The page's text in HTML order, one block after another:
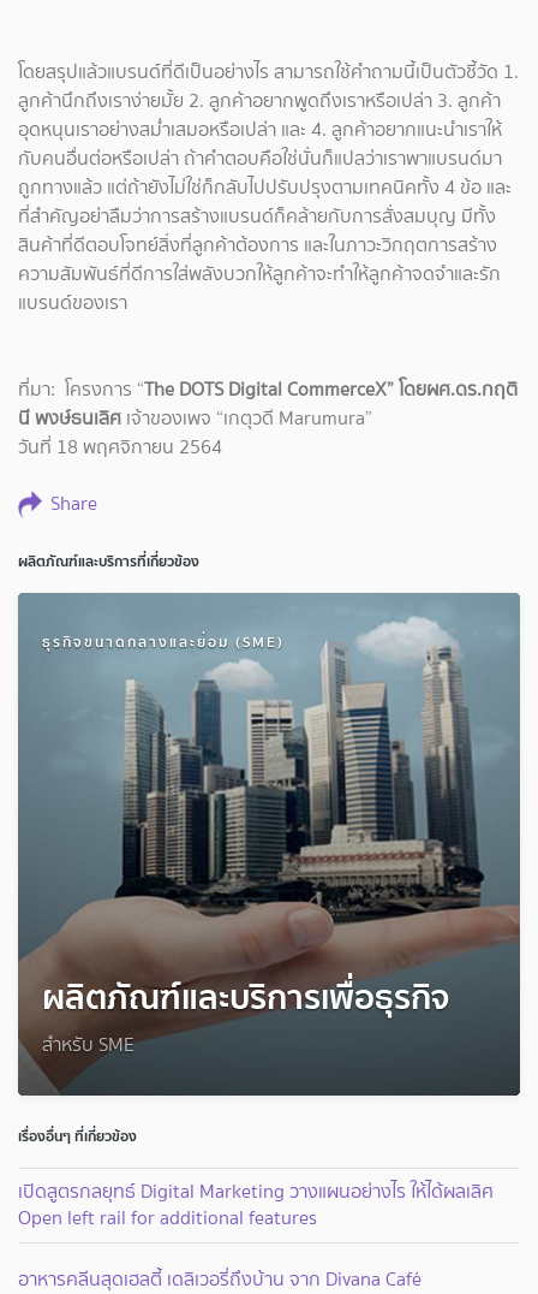
โดยสรุปแล้วแบรนด์ที่ดีเป็นอย่างไร สามารถใช้คำถามนี้เป็นตัวชี้วัด 1.
ลูกค้านึกถึงเราง่ายมั้ย 2. ลูกค้าอยากพูดถึงเราหรือเปล่า 3. ลูกค้า
อุดหนุนเราอย่างสม่ำเสมอหรือเปล่า และ 4. ลูกค้าอยากแนะนำเราให้
กับคนอื่นต่อหรือเปล่า ถ้าคำตอบคือใช่นั่นก็แปลว่าเราพาแบรนด์มา
ถูกทางแล้ว แต่ถ้ายังไม่ใช่ก็กลับไปปรับปรุงตามเทคนิคทั้ง 4 ข้อ และ
ที่สำคัญอย่าลืมว่าการสร้างแบรนด์ก็คล้ายกับการสั่งสมบุญ มีทั้ง
สินค้าที่ดีตอบโจทย์สิ่งที่ลูกค้าต้องการ และในภาวะวิกฤตการสร้าง
ความสัมพันธ์ที่ดีการใส่พลังบวกให้ลูกค้าจะทำให้ลูกค้าจดจำและรัก
แบรนด์ของเรา
ที่มา: โครงการ “The DOTS Digital CommerceX” โดยผศ.ดร.กฤติ
นี พงษ์ธนเลิศ เจ้าของเพจ “เกตุวดี Marumura”
วันที่ 18 พฤศจิกายน 2564
Share
ผลิตภัณฑ์และบริการที่เกี่ยวข้อง
ธุรกิจขนาดกลางและย่อม (SME)
ผลิตภัณฑ์และบริการเพื่อธุรกิจ
สำหรับ SME
เรื่องอื่นๆ ที่เกี่ยวข้อง
เปิดสูตรกลยุทธ์ Digital Marketing วางแผนอย่างไร ให้ได้ผลเลิศ
Open left rail for additional features
อาหารคลีนสุดเฮลตี้ เดลิเวอรี่ถึงบ้าน จาก Divana Café